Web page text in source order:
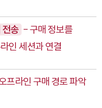
송 - 구매 정보를
인 세션과 연결
라인 구매 경로 파악